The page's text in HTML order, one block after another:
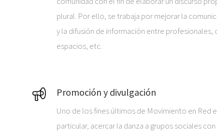
plural. Por ello, se trabaja por mejorar la
y la difusión de información entre profesionales,
espacios, etc.
Promoción y divulgación
Uno de los fines últimos de Movimiento en Red
particular, acercar la danza a grupos sociales